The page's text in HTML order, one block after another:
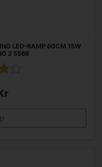
LED-RAMP 60CM 15W
2 5568